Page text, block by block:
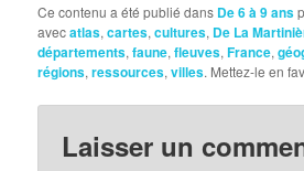
Ce contenu a été publié dans De 6 à 9 ans
avecatlas,cartes,cultures, De La
départements,faune,fleuves,France,
régions,ressources,villes. Mettez-le en
Laisser un